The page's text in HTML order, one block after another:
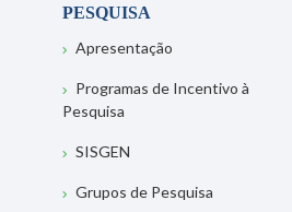
PESQUISA
Apresentação
Programas de Incentivo à
Pesquisa
SISGEN
Grupos de Pesquisa